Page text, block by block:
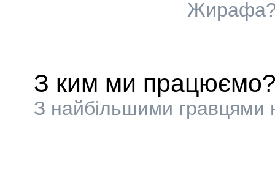
Жирафа?
З ким ми
З найбільшими гравцями